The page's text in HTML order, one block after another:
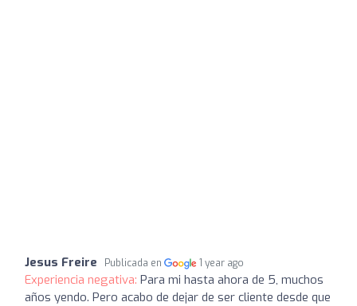
Jesus Freire Publicada en 1 year ago
Experiencia negativa: Para mi hasta ahora de 5, muchos
años yendo. Pero acabo de dejar de ser cliente desde que